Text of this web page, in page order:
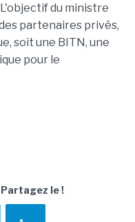
du ministre
partenaires privés,
soit une BITN, une
pour le
Partagez le !